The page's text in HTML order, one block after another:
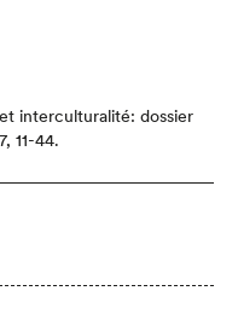
interculturalité: dossier
11-44.